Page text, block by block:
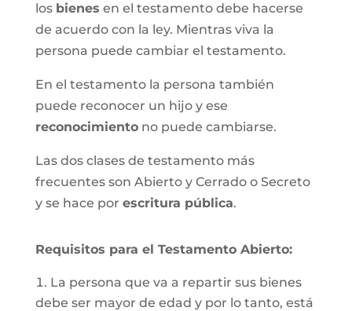
los bienes en el testamento debe hacerse
de acuerdo con la ley. Mientras viva la
persona puede cambiar el testamento.
En el testamento la persona también
puede reconocer un hijo y ese
reconocimientono puede cambiarse.
Las dos clases de testamento más
frecuentes son Abierto y Cerrado o Secreto
y se hace por escritura pública.
Requisitos para el Testamento Abierto:
La persona que va a repartir sus bienes
debe ser mayor de edad y por lo tanto, está